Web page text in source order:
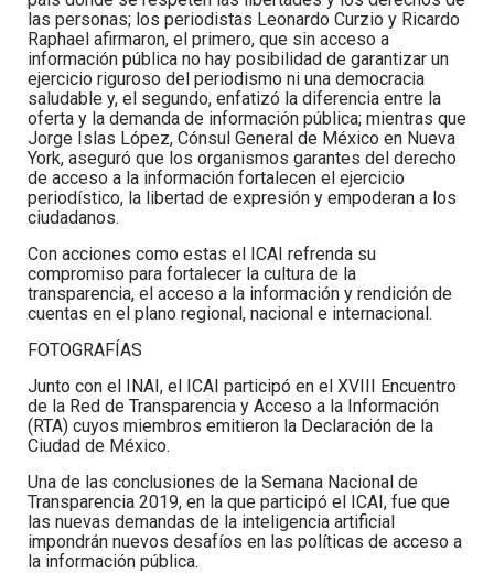
las personas; los periodistas Leonardo Curzio y Ricardo
Raphael afirmaron, el primero, que sin acceso a
información pública no hay posibilidad de garantizar un
ejercicio riguroso del periodismo ni una democracia
saludable y, el segundo, enfatizó la diferencia entre la
oferta y la demanda de información pública; mientras que
Jorge Islas López, Cónsul General de México en Nueva
York, aseguró que los organismos garantes del derecho
de acceso a la información fortalecen el ejercicio
periodístico, la libertad de expresión y empoderan a los
ciudadanos.
Con acciones como estas el ICAI refrenda su
compromiso para fortalecer la cultura de la
transparencia, el acceso a la información y rendición de
cuentas en el plano regional, nacional e internacional.
FOTOGRAFÍAS
Junto con el INAI, el ICAI participó en el XVIII Encuentro
de la Red de Transparencia y Acceso a la Información
(RTA) cuyos miembros emitieron la Declaración de la
Ciudad de México.
Una de las conclusiones de la Semana Nacional de
Transparencia 2019, en la que participó el ICAI, fue que
las nuevas demandas de la inteligencia artificial
impondrán nuevos desafíos en las políticas de acceso a
la información pública.